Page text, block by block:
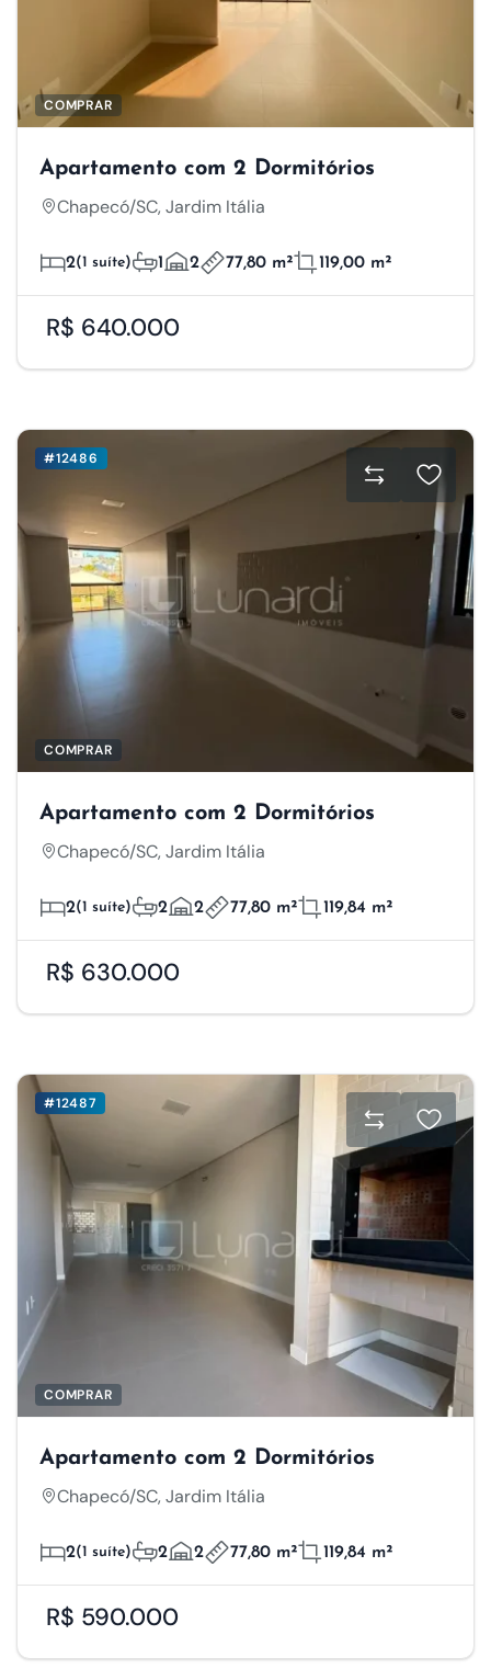
COMPRAR
Apartamento com 2 Dormitórios
Chapecó/SC, Jardim Itália
2(1 suíte) 1 2 77,80 m² 119,00 m²
R$ 640.000
#12486
COMPRAR
Apartamento com 2 Dormitórios
Chapecó/SC, Jardim Itália
2(1 suíte) 2 2 77,80 m² 119,84 m²
R$ 630.000
#12487
COMPRAR
Apartamento com 2 Dormitórios
Chapecó/SC, Jardim Itália
2(1 suíte) 2 2 77,80 m² 119,84 m²
R$ 590.000